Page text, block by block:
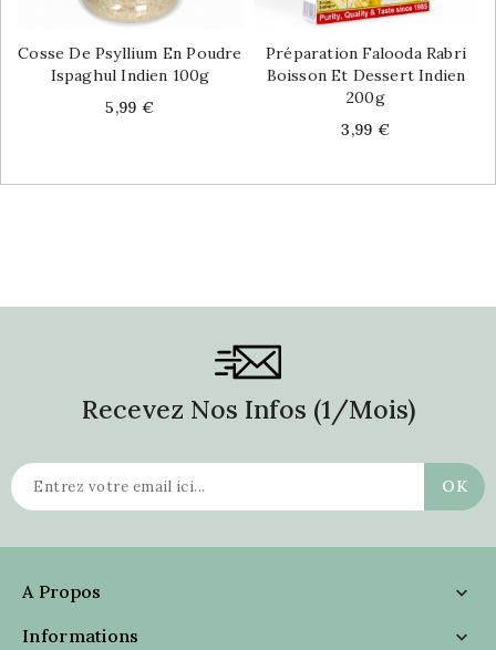
Cosse De Psyllium En Poudre
Ispaghul Indien 100g
Price
5,99 €
Préparation Falooda Rabri
Boisson Et Dessert Indien
200g
Price
3,99 €
Recevez Nos Infos (1/mois)
A Propos

Informations
